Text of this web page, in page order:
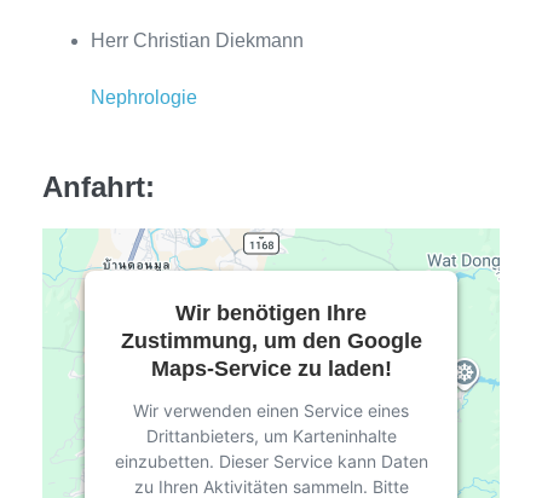
Herr Christian Diekmann
Nephrologie
Anfahrt:
Wir benötigen Ihre
Zustimmung, um den Google
Maps-Service zu laden!
Wir verwenden einen Service eines
Drittanbieters, um Karteninhalte
einzubetten. Dieser Service kann Daten
zu Ihren Aktivitäten sammeln. Bitte